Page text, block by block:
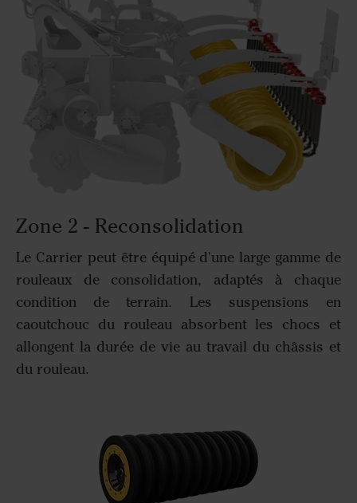
Zone 2 - Reconsolidation
Le Carrier peut être équipé d'une large gamme de
rouleaux de consolidation, adaptés à chaque
condition de terrain. Les suspensions en
caoutchouc du rouleau absorbent les chocs et
allongent la durée de vie au travail du châssis et
du rouleau.